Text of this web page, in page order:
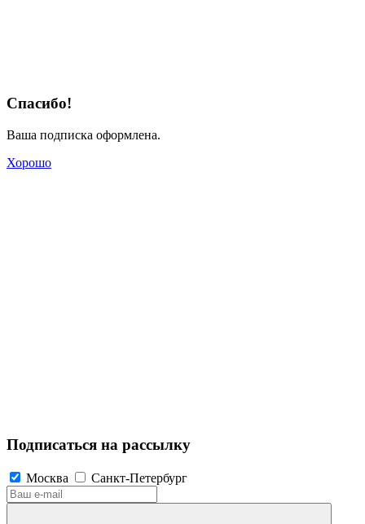
Спасибо!
Ваша подписка оформлена.
Хорошо
Подписаться на рассылку
Москва Санкт-Петербург